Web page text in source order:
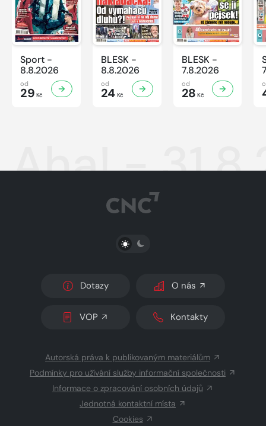
Sport -
8.8.2026
od
29 Kč
BLESK -
8.8.2026
od
24Kč
BLESK -
7.8.2026
od
28 Kč
Aha! -
PŘEPNOUT SVĚTLÝ/TMAVÝ REŽIM
Dotazy O nás
VOP Kontakty
Autorská práva k publikovaným materiálům
Podmínky pro užívání služby informační společnosti
Informace o zpracování osobních údajů
Jednotná kontaktní místa
Cookies